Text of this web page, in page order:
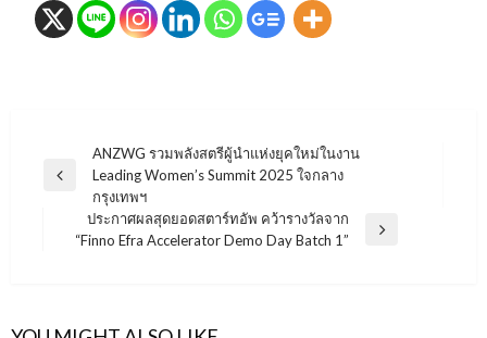
แนะแนว
เรื่อง
Previous
ANZWG รวมพลังสตรีผู้นำแห่งยุคใหม่ในงาน
Leading Women’s Summit 2025 ใจกลาง
กรุงเทพฯ
Next
ประกาศผลสุดยอดสตาร์ทอัพ คว้ารางวัลจาก
“Finno Efra Accelerator Demo Day Batch 1”